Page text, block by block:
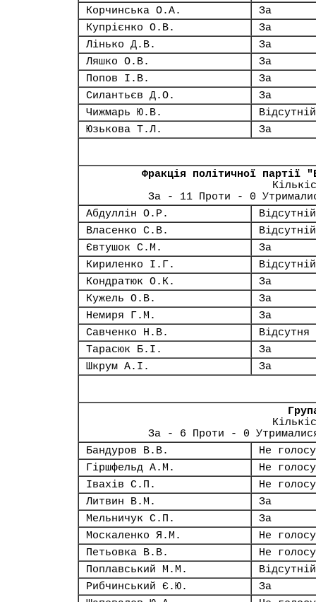
Корчинська О.А.
За
Купрієнко О.В.
За
Лінько Д.В.
За
Ляшко О.В.
За
Попов І.В.
За
Силантьєв Д.О.
За
Чижмарь Ю.В.
Відсутній
Юзькова Т.Л.
За
Фракція політичної партії
За - 11 Проти - 0
Абдуллін О.Р.
Відсутній
Власенко С.В.
Відсутній
Євтушок С.М.
За
Кириленко І.Г.
Відсутній
Кондратюк О.К.
За
Кужель О.В.
За
Немиря Г.М.
За
Савченко Н.В.
Відсутня
Тарасюк Б.І.
За
Шкрум А.І.
За
За - 6 Проти - 0
Бандуров В.В.
Не
Гіршфельд А.М.
Не
Івахів С.П.
Не
Литвин В.М.
За
Мельничук С.П.
За
Москаленко Я.М.
Не
Петьовка В.В.
Не
Поплавський М.М.
Відсутній
Рибчинський Є.Ю.
За